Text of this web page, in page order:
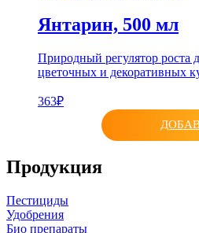
Янтарин, 500 мл
Природный регулятор роста
цветочных и декоративных
363₽
Продукция
Пестициды
Удобрения
Био препараты